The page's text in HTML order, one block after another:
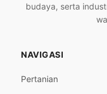
budaya, serta
NAVIGASI
Pertanian